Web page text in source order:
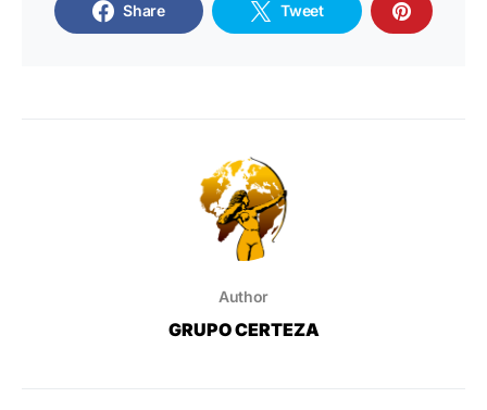
Share Tweet
Author
GRUPO CERTEZA